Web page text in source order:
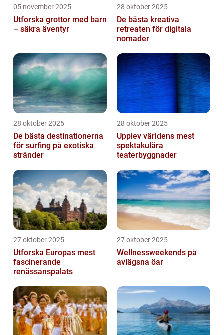
05 november 2025
Utforska grottor med barn
– säkra äventyr
28 oktober 2025
De bästa kreativa
retreaten för digitala
nomader
28 oktober 2025
De bästa destinationerna
för surfing på exotiska
stränder
28 oktober 2025
Upplev världens mest
spektakulära
teaterbyggnader
27 oktober 2025
Utforska Europas mest
fascinerande
renässanspalats
27 oktober 2025
Wellnessweekends på
avlägsna öar